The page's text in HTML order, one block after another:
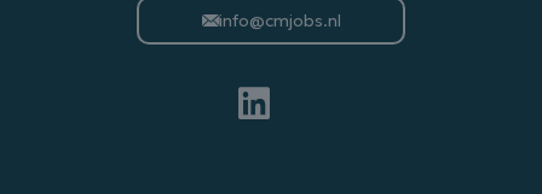
info@cmjobs.nl